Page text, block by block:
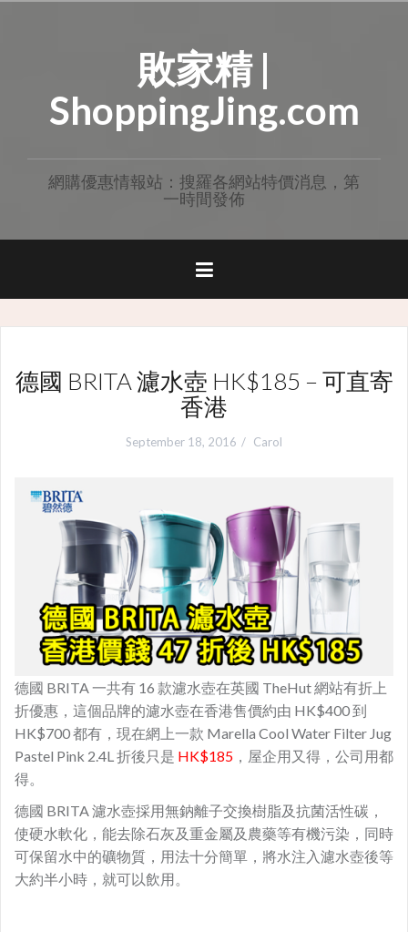
敗家精 |
ShoppingJing.com
網購優惠情報站：搜羅各網站特價消息，第
一時間發佈
德國 BRITA 濾水壺 HK$185 – 可直寄
香港
September 18, 2016 Carol
德國 BRITA 一共有 16 款濾水壺在英國 TheHut 網站有折上
折優惠，這個品牌的濾水壺在香港售價約由 HK$400 到
HK$700 都有，現在網上一款 Marella Cool Water Filter Jug
Pastel Pink 2.4L 折後只是 HK$185 ，屋企用又得，公司用都
得。
德國 BRITA 濾水壺採用無鈉離子交換樹脂及抗菌活性碳，
使硬水軟化，能去除石灰及重金屬及農藥等有機污染，同時
可保留水中的礦物質，用法十分簡單，將水注入濾水壺後等
大約半小時，就可以飲用。